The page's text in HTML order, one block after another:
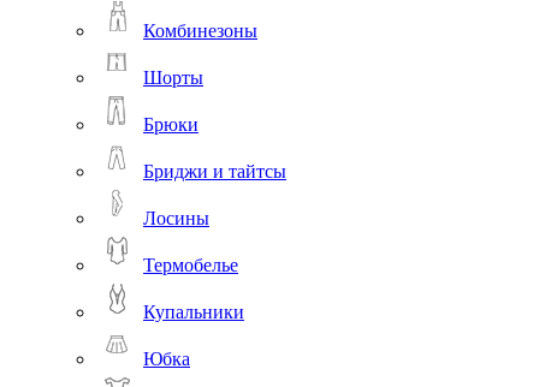
Комбинезоны
Шорты
Брюки
Бриджи и тайтсы
Лосины
Термобелье
Купальники
Юбка